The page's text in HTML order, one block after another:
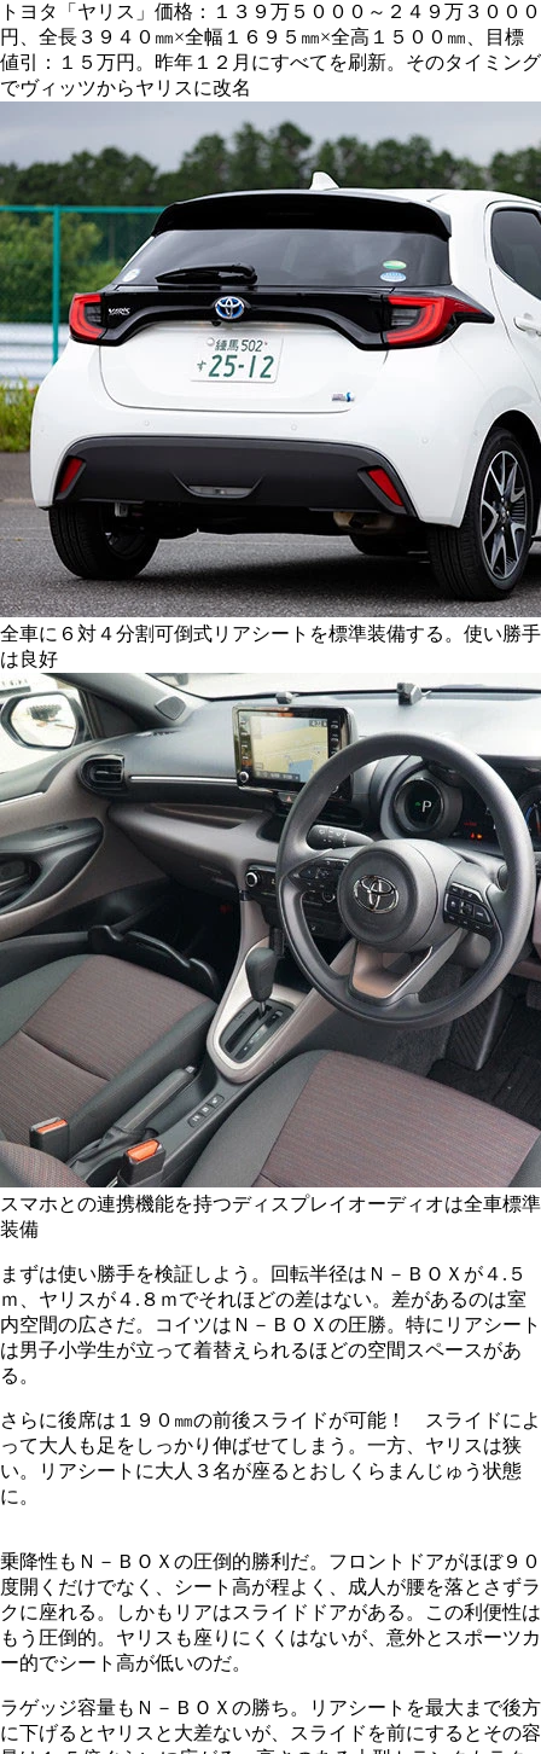
トヨタ「ヤリス」価格：１３９万５０００～２４９万３０００
円、全長３９４０㎜×全幅１６９５㎜×全高１５００㎜、目標
値引：１５万円。昨年１２月にすべてを刷新。そのタイミング
でヴィッツからヤリスに改名
全車に６対４分割可倒式リアシートを標準装備する。使い勝手
は良好
スマホとの連携機能を持つディスプレイオーディオは全車標準
装備
まずは使い勝手を検証しよう。回転半径はＮ－ＢＯＸが４.５
ｍ、ヤリスが４.８ｍでそれほどの差はない。差があるのは室
内空間の広さだ。コイツはＮ－ＢＯＸの圧勝。特にリアシート
は男子小学生が立って着替えられるほどの空間スペースがあ
る。
さらに後席は１９０㎜の前後スライドが可能！ スライドによ
って大人も足をしっかり伸ばせてしまう。一方、ヤリスは狭
い。リアシートに大人３名が座るとおしくらまんじゅう状態
に。
乗降性もＮ－ＢＯＸの圧倒的勝利だ。フロントドアがほぼ９０
度開くだけでなく、シート高が程よく、成人が腰を落とさずラ
クに座れる。しかもリアはスライドドアがある。この利便性は
もう圧倒的。ヤリスも座りにくくはないが、意外とスポーツカ
ー的でシート高が低いのだ。
ラゲッジ容量もＮ－ＢＯＸの勝ち。リアシートを最大まで後方
に下げるとヤリスと大差ないが、スライドを前にするとその容